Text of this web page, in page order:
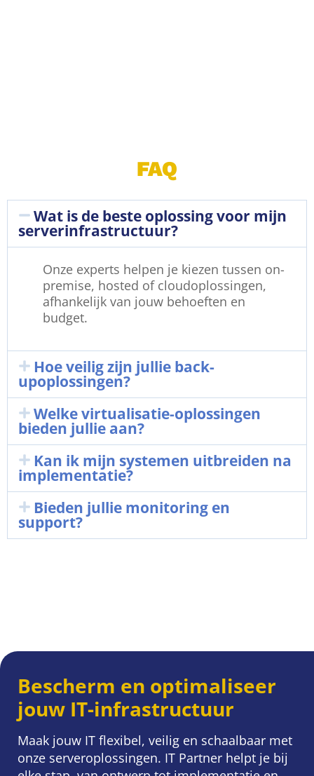
FAQ
Wat is de beste oplossing voor mijn
serverinfrastructuur?
Onze experts helpen je kiezen tussen on-
premise, hosted of cloudoplossingen,
afhankelijk van jouw behoeften en
budget.
Hoe veilig zijn jullie back-
upoplossingen?
Welke virtualisatie-oplossingen
bieden jullie aan?
Kan ik mijn systemen uitbreiden na
implementatie?
Bieden jullie monitoring en
support?
Bescherm en optimaliseer
jouw IT-infrastructuur
Maak jouw IT flexibel, veilig en schaalbaar met
onze serveroplossingen. IT Partner helpt je bij